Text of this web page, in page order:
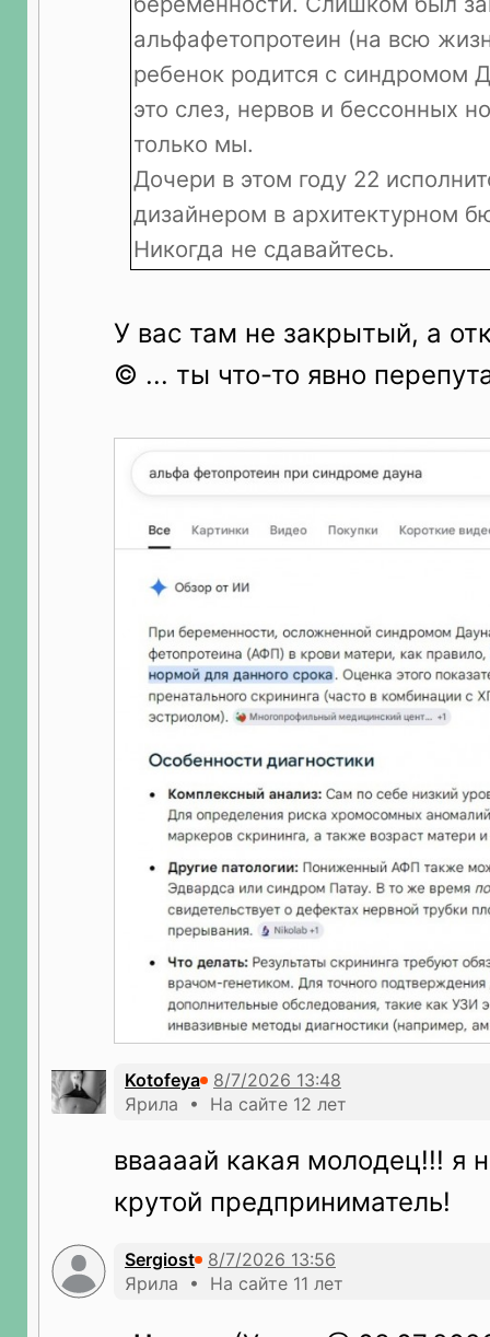
альфафетопротеин (на всю
ребенок родится с синдромом
это слез, нервов и бессонных
только мы.
Дочери в этом году 22
дизайнером в архитектурном
Никогда не сдавайтесь.
У вас там не закрытый, а
© ... ты что-то явно
Kotofeya
Ярила • На сайте 12 лет
вваааай какая молодец!!! я
крутой предприниматель!
Sergiost
Ярила • На сайте 11 лет